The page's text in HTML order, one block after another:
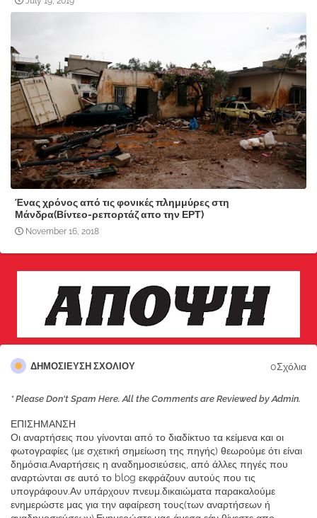
Ένας χρόνος από τις φονικές πλημμύρες στη
Μάνδρα(Βίντεο-ρεπορτάζ απο την ΕΡΤ)
November 16, 2018
ΔΗΜΟΣΊΕΥΣΗ ΣΧΟΛΊΟΥ 0Σχόλια
* Please Don't Spam Here. All the Comments are Reviewed by Admin.
ΕΠΙΣΗΜΑΝΣΗ
Οι αναρτήσεις που γίνονται από το διαδίκτυο τα κείμενα και οι
φωτογραφίες (με σχετική σημείωση της πηγής) θεωρούμε ότι είναι
δημόσια.Αναρτήσεις η αναδημοσιεύσεις, από άλλες πηγές που
αναρτώνται σε αυτό το blog εκφράζουν αυτούς που τις
υπογράφουν.Αν υπάρχουν πνευμ.δικαιώματα παρακαλούμε
ενημερώστε μας για την αφαίρεση τους(των αναρτήσεων ή